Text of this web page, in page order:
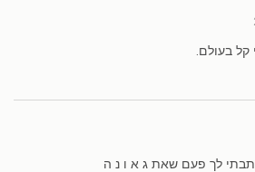
קל בעולם.
לך פעם שאת ג א ו נ ה